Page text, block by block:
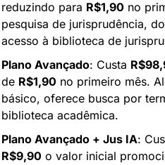
reduzindo para R$1,90 no
pesquisa de jurisprudência,
acesso à biblioteca de
Plano Avançado: Custa
de R$1,90 no primeiro mês.
básico, oferece busca por
biblioteca acadêmica.
Plano Avançado + Jus IA:
R$9,90 o valor inicial